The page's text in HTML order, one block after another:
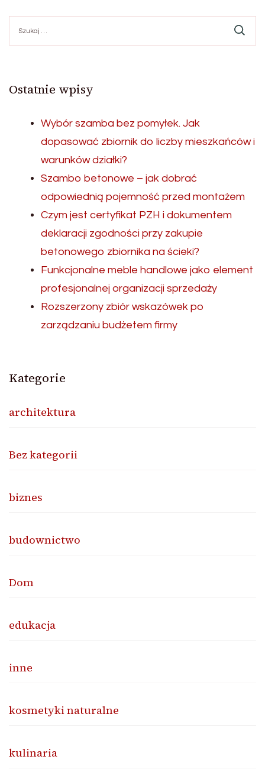
Ostatnie wpisy
Wybór szamba bez pomyłek. Jak
dopasować zbiornik do liczby mieszkańców i
warunków działki?
Szambo betonowe – jak dobrać
odpowiednią pojemność przed montażem
Czym jest certyfikat PZH i dokumentem
deklaracji zgodności przy zakupie
betonowego zbiornika na ścieki?
Funkcjonalne meble handlowe jako element
profesjonalnej organizacji sprzedaży
Rozszerzony zbiór wskazówek po
zarządzaniu budżetem firmy
Kategorie
architektura
Bez kategorii
biznes
budownictwo
Dom
edukacja
inne
kosmetyki naturalne
kulinaria